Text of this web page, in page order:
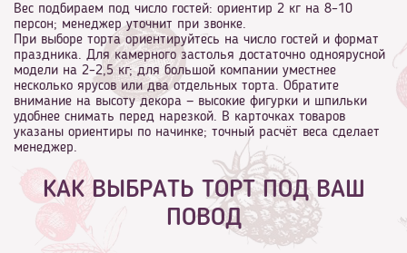
Вес подбираем под число гостей: ориентир 2 кг на 8–10
персон; менеджер уточнит при звонке.
При выборе торта ориентируйтесь на число гостей и формат
праздника. Для камерного застолья достаточно одноярусной
модели на 2–2,5 кг; для большой компании уместнее
несколько ярусов или два отдельных торта. Обратите
внимание на высоту декора — высокие фигурки и шпильки
удобнее снимать перед нарезкой. В карточках товаров
указаны ориентиры по начинке; точный расчёт веса сделает
менеджер.
КАК ВЫБРАТЬ ТОРТ ПОД ВАШ
ПОВОД